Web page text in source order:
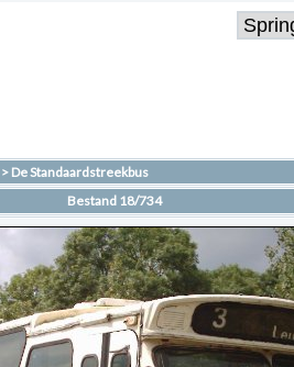
> De Standaardstreekbus
Bestand 18/734